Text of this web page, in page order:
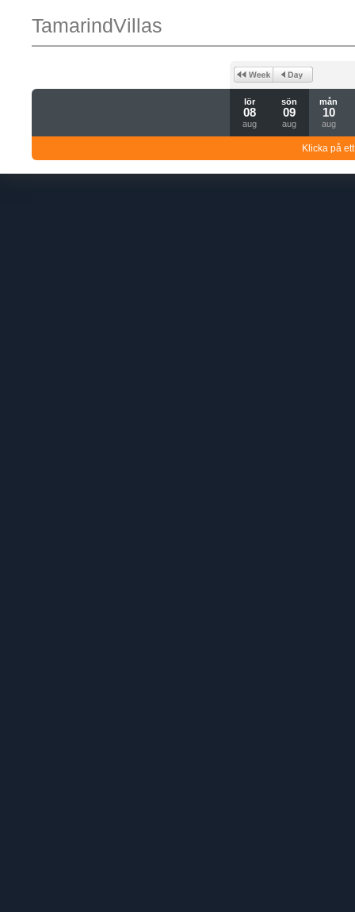
TamarindVillas
lör
08
aug
sön
09
aug
mån
10
aug
Klicka på